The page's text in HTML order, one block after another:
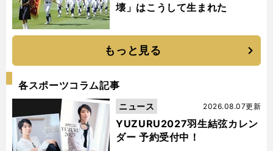
壊」はこうして生まれた
もっと見る
各スポーツコラム記事
YUZURU2027羽生結弦カレン
ダー 予約受付中！
2026.08.07更新
ニュース